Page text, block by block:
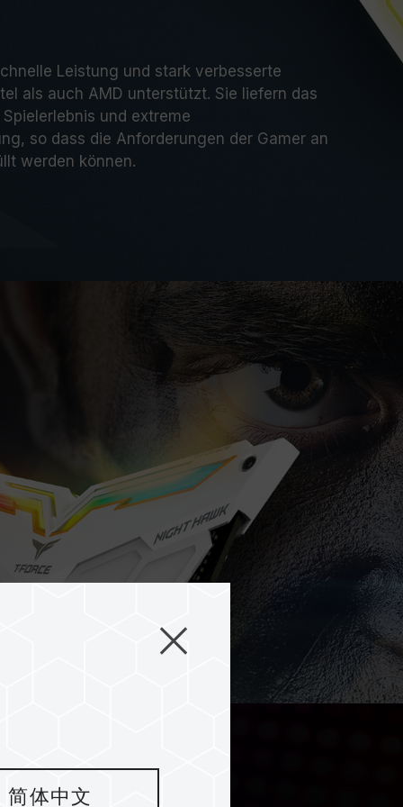
oder dem Motherboard wenden Sie
des Prozessor- oder Motherboard-
Leistung und stark verbesserte
als auch AMD unterstützt. Sie liefern das
und extreme
so dass die Anforderungen der Gamer an
werden können.
RGB-Gaming-
简体中文